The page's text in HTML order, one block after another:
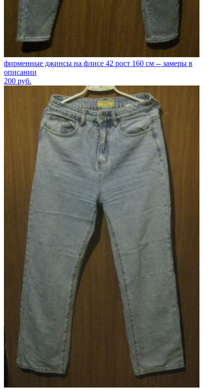
фирменные джинсы на флисе 42 рост 160 см -- замеры в
описании
200 руб.